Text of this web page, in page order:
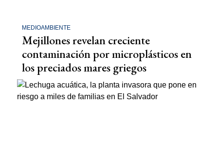
MEDIOAMBIENTE
Mejillones revelan creciente
contaminación por microplásticos en
los preciados mares griegos